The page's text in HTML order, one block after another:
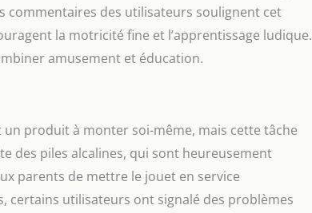
commentaires des utilisateurs soulignent cet
la motricité fine et l’apprentissage ludique.
amusement et éducation.
un produit à monter soi-même, mais cette tâche
des piles alcalines, qui sont heureusement
parents de mettre le jouet en service
certains utilisateurs ont signalé des problèmes